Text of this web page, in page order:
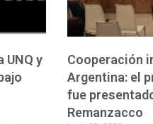
UNQ y
Cooperación
Argentina: el
fue
Remanzacco